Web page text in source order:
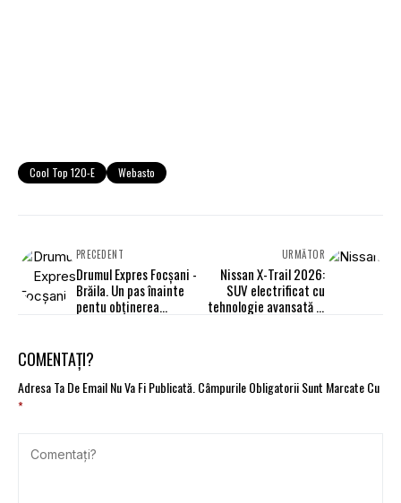
Cool Top 120-E Webasto
PRECEDENT
Drumul Expres Focşani -
Brăila. Un pas înainte
pentu obținerea
URMĂTOR
Nissan X-Trail 2026:
SUV electrificat cu
tehnologie avansată și
COMENTAȚI?
Adresa Ta De Email Nu Va Fi Publicată.Câmpurile Obligatorii Sunt Marcate Cu
*